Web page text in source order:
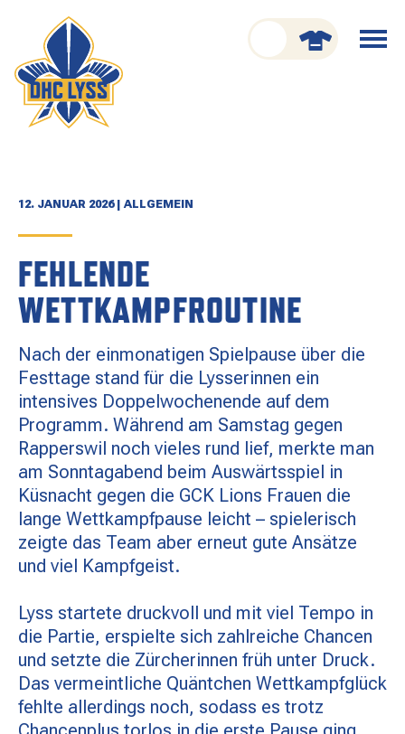
Menü
öffnen
schliessen
CLUB
GESCHICHTE
TEAM
SPIELPLAN
RESULTATE
MATCHBESUCH
AKTUELLES
SPONSOREN
KONTAKT
12. JANUAR 2026 | ALLGEMEIN
FEHLENDE
WETTKAMPFROUTINE
Nach der einmonatigen Spielpause über die
Festtage stand für die Lysserinnen ein
intensives Doppelwochenende auf dem
Programm. Während am Samstag gegen
Rapperswil noch vieles rund lief, merkte man
am Sonntagabend beim Auswärtsspiel in
Küsnacht gegen die GCK Lions Frauen die
lange Wettkampfpause leicht – spielerisch
zeigte das Team aber erneut gute Ansätze
und viel Kampfgeist.
Lyss startete druckvoll und mit viel Tempo in
die Partie, erspielte sich zahlreiche Chancen
und setzte die Zürcherinnen früh unter Druck.
Das vermeintliche Quäntchen Wettkampfglück
fehlte allerdings noch, sodass es trotz